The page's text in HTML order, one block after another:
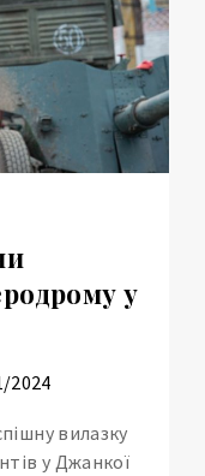
у
2024
вилазку
у Джанкої